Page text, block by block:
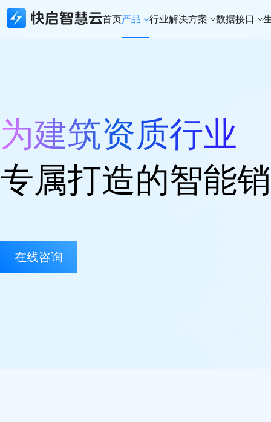
首页产品
快启通讯助手
知识产权版本
建筑资质版本
APP下载
行业解决方案
财税代办行业
科技软件行业
知识产权行业
法律服务行业
体系认证行业
数据接口
城市合伙人
荣誉奖项
加入我们
联系我们
为建筑资质行业
专属打造的智能
在线咨询